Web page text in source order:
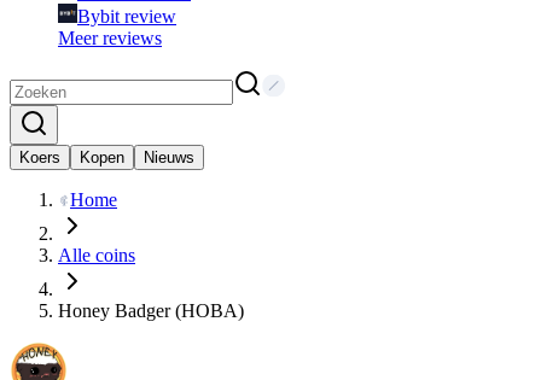
Bybit review
Meer reviews
Koers Kopen Nieuws
Home
Alle coins
Honey Badger (HOBA)